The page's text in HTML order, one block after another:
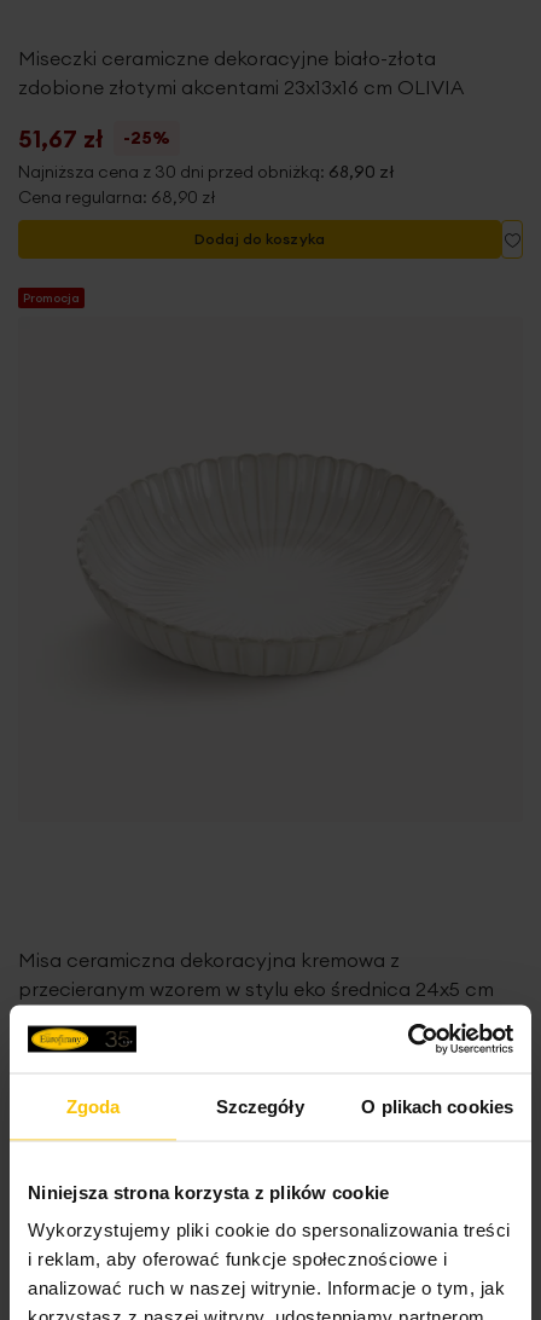
Zgoda Szczegóły O plikach cookies
Niniejsza strona korzysta z plików cookie
Wykorzystujemy pliki cookie do spersonalizowania treści
i reklam, aby oferować funkcje społecznościowe i
analizować ruch w naszej witrynie. Informacje o tym, jak
Miseczki ceramiczne dekoracyjne biało-złota
zdobione złotymi akcentami 23x13x16 cm OLIVIA
51,67 zł
-25%
Najniższa cena z 30 dni przed obniżką: 68,90 zł
Cena regularna: 68,90 zł
Dodaj do koszyka
Promocja
Misa ceramiczna dekoracyjna kremowa z
przecieranym wzorem w stylu eko średnica 24x5 cm
Najniższa cena z 30 dni przed obniżką:
69,90 zł
Promocja